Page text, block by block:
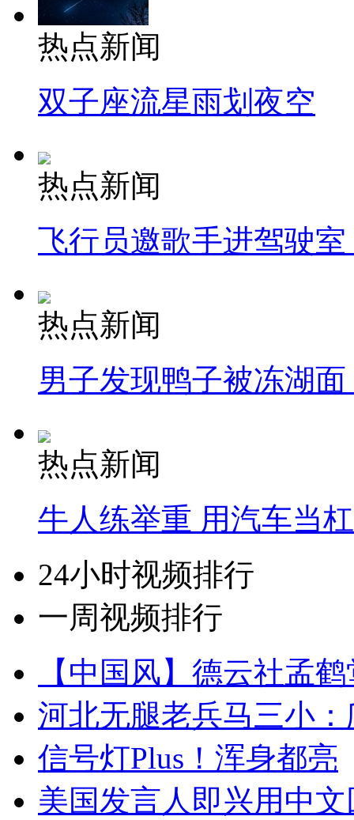
热点新闻
双子座流星雨划夜空
热点新闻
飞行员邀歌手进驾驶
热点新闻
男子发现鸭子被冻湖
热点新闻
牛人练举重 用汽车当
24小时视频排行
一周视频排行
【中国风】德云社孟
河北无腿老兵马三小
信号灯Plus！浑身都亮
美国发言人即兴用中